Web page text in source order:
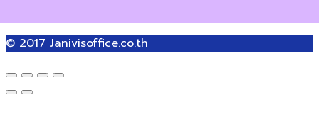
© 2017 Janivisoffice.co.th